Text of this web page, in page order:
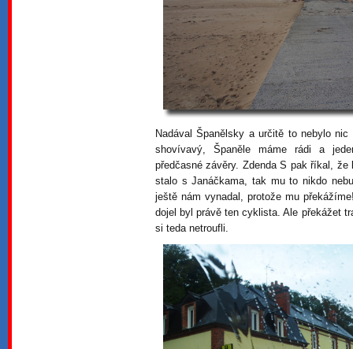
Nadával Španělsky a určitě to nebylo
shovívavý, Španěle máme rádi a
předčasné závěry. Zdenda S pak říkal,
stalo s Janáčkama, tak mu to nikdo
ještě nám vynadal, protože mu
dojel byl právě ten cyklista. Ale překážet
si teda netroufli.